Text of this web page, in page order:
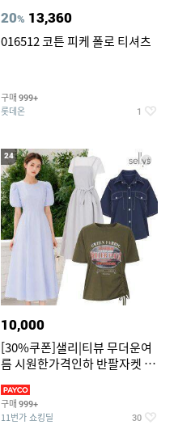
20% 13,360
016512 코튼 피케 폴로 티셔츠
구매 999+
롯데온 1
24
10,000
[30%쿠폰]샐리|티뷰 무더운여
름 시원한가격인하 반팔자켓 1
구매 999+
11번가 쇼킹딜 30